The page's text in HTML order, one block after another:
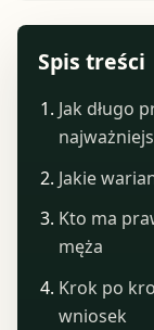
Spis treści
Jak długo
Jakie
Kto ma
męża
Krok po
wniosek